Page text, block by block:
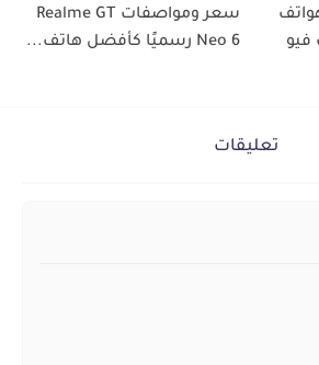
فيو
سعر ومواصفات Realme GT
Neo 6 رسميًا كأفضل هاتف...
تعليقات